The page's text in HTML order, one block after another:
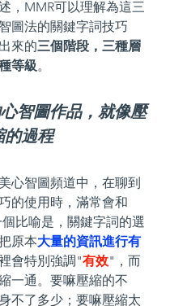
圖法的關鍵字詞技巧
來的三個階段，三種層
等級。
智圖作品，就像壓
的過程
的使用時，滿常會和
比喻是，關鍵字詞的選
原本大量的資訊進行有
會特別強調"有效"，而
一通。要嘛壓縮的不
不了多少；要嘛壓縮太